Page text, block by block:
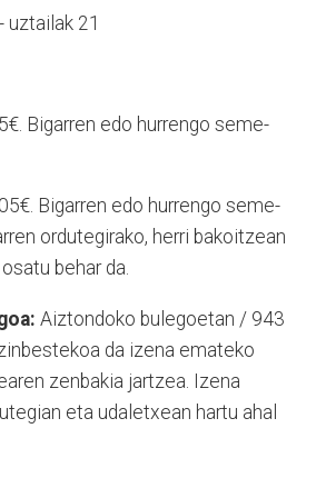
uztailak 21
Bigarren edo hurrengo seme-
Bigarren edo hurrengo seme-
ordutegirako, herri bakoitzean
behar da.
Aiztondoko bulegoetan / 943
da izena emateko
zenbakia jartzea. Izena
eta udaletxean hartu ahal